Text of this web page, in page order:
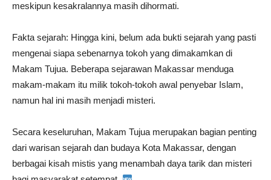
meskipun kesakralannya masih dihormati.
Fakta sejarah: Hingga kini, belum ada bukti sejarah yang pasti
mengenai siapa sebenarnya tokoh yang dimakamkan di
Makam Tujua. Beberapa sejarawan Makassar menduga
makam-makam itu milik tokoh-tokoh awal penyebar Islam,
namun hal ini masih menjadi misteri.
Secara keseluruhan, Makam Tujua merupakan bagian penting
dari warisan sejarah dan budaya Kota Makassar, dengan
berbagai kisah mistis yang menambah daya tarik dan misteri